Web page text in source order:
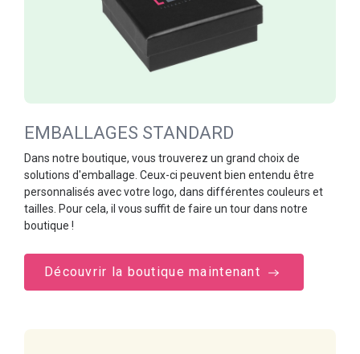
EMBALLAGES STANDARD
Dans notre boutique, vous trouverez un grand choix de
solutions d'emballage. Ceux-ci peuvent bien entendu être
personnalisés avec votre logo, dans différentes couleurs et
tailles. Pour cela, il vous suffit de faire un tour dans notre
boutique !
Découvrir la boutique maintenant